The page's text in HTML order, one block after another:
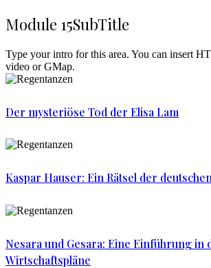
Module 15SubTitle
Type your intro for this area. You can insert
video or GMap.
Der mysteriöse Tod der Elisa Lam
Kaspar Hauser: Ein Rätsel der
Nesara und Gesara: Eine Einführung in
Wirtschaftspläne